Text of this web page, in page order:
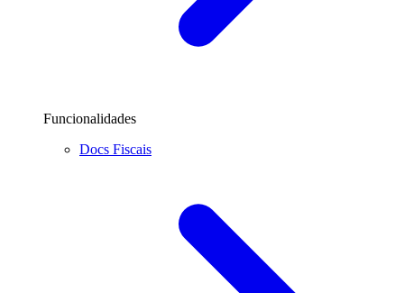
Funcionalidades
Docs Fiscais